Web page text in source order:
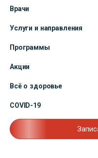
Врачи
Услуги и направления
Программы
Акции
Всё о здоровье
COVID-19